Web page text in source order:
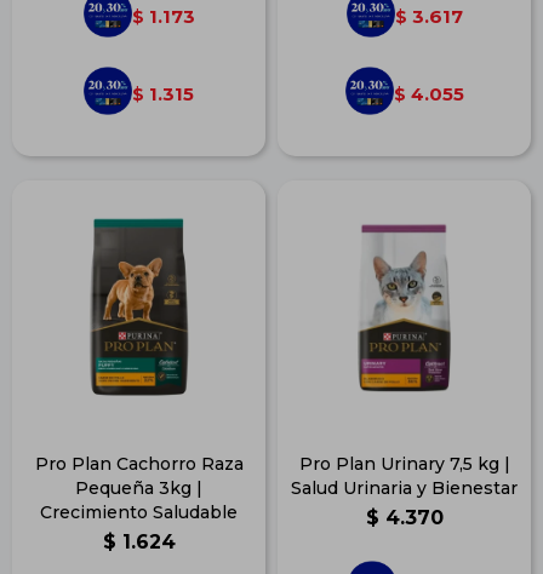
$ 1.173
$ 1.315
$ 3.617
$ 4.055
Pro Plan Cachorro Raza
Pequeña 3kg |
Crecimiento Saludable
$ 1.624
Pro Plan Urinary 7,5 kg |
Salud Urinaria y Bienestar
$ 4.370